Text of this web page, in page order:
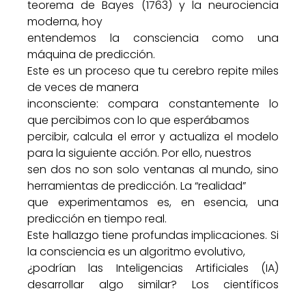
teorema de Bayes (1763) y la neurociencia
moderna, hoy
entendemos la consciencia como una
máquina de predicción.
Este es un proceso que tu cerebro repite miles
de veces de manera
inconsciente: compara constantemente lo
que percibimos con lo que esperábamos
percibir, calcula el error y actualiza el modelo
para la siguiente acción. Por ello, nuestros
sen dos no son solo ventanas al mundo, sino
herramientas de predicción. La “realidad”
que experimentamos es, en esencia, una
predicción en tiempo real.
Este hallazgo tiene profundas implicaciones. Si
la consciencia es un algoritmo evolutivo,
¿podrían las Inteligencias Artificiales (IA)
desarrollar algo similar? Los científicos